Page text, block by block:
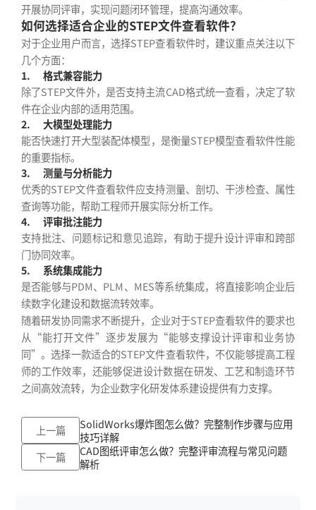
开展协同评审，实现问题闭环管理，提高沟通效率。
如何选择适合企业的STEP文件查看软件？
对于企业用户而言，选择STEP查看软件时，建议重点关注以下
几个方面：
1. 格式兼容能力
除了STEP文件外，是否支持主流CAD格式统一查看，决定了软
件在企业内部的适用范围。
2. 大模型处理能力
能否快速打开大型装配体模型，是衡量STEP模型查看软件性能
的重要指标。
3. 测量与分析能力
优秀的STEP文件查看软件应支持测量、剖切、干涉检查、属性
查询等功能，帮助工程师开展实际分析工作。
4. 评审批注能力
支持批注、问题标记和意见追踪，有助于提升设计评审和跨部
门协同效率。
5. 系统集成能力
是否能够与PDM、PLM、MES等系统集成，将直接影响企业后
续数字化建设和数据流转效率。
随着研发协同需求不断提升，企业对于STEP查看软件的要求也
从“能打开文件”逐步发展为“能够支撑设计评审和业务协
同”。选择一款适合的STEP文件查看软件，不仅能够提高工程
师的工作效率，还能够促进设计数据在研发、工艺和制造环节
之间高效流转，为企业数字化研发体系建设提供有力支撑。
上一篇
SolidWorks爆炸图怎么做？完整制作步骤与应用
技巧详解
下一篇
CAD图纸评审怎么做？完整评审流程与常见问题
解析